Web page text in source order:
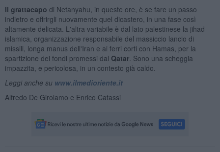
Il grattacapo di Netanyahu, in queste ore, è se fare un passo
indietro e offrirgli nuovamente quel dicastero, in una fase così
altamente delicata. L'altra variabile è dal lato palestinese la jihad
islamica, organizzazione responsabile del massiccio lancio di
missili, longa manus dell'Iran e ai ferri corti con Hamas, per la
spartizione dei fondi promessi dal Qatar. Sono una scheggia
impazzita, e pericolosa, in un contesto già caldo.
Leggi anche su www.ilmedioriente.it
Alfredo De Girolamo e Enrico Catassi